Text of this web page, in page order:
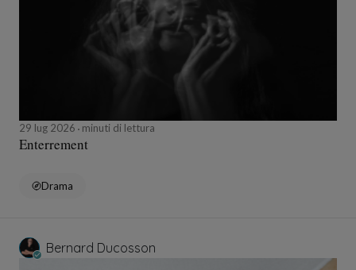
29 lug 2026 minuti di lettura
Enterrement
Drama
Bernard Ducosson